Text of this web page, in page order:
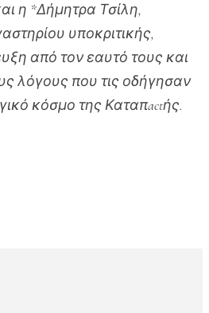
η *Δήμητρα Τσίλη,
υποκριτικής,
από τον εαυτό τους και
λόγους που τις οδήγησαν
κόσμο της Καταπactής.